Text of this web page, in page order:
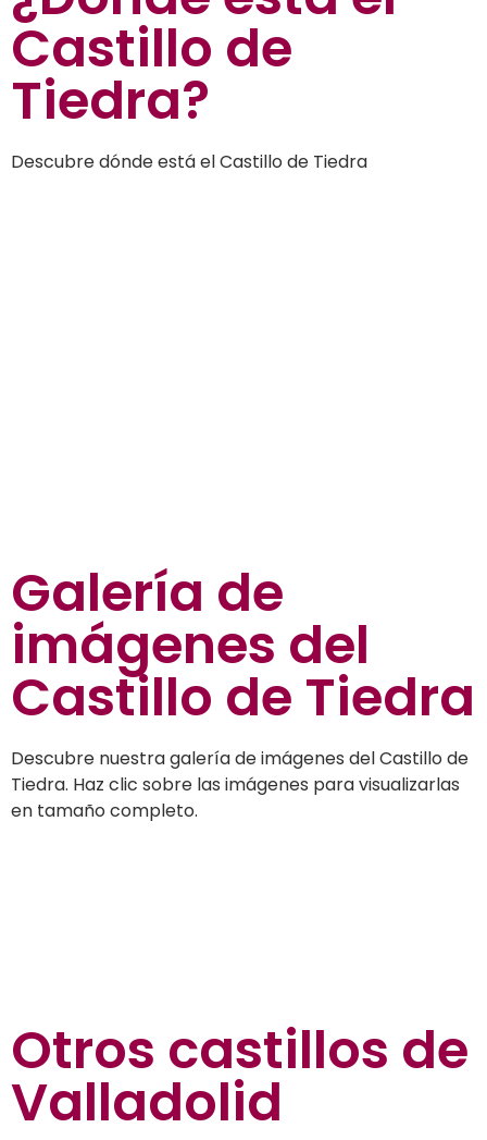
Castillo de
Tiedra?
Descubre dónde está el Castillo de Tiedra
Galería de
imágenes del
Castillo de Tiedra
Descubre nuestra galería de imágenes del Castillo de
Tiedra. Haz clic sobre las imágenes para visualizarlas
en tamaño completo.
Otros castillos de
Valladolid